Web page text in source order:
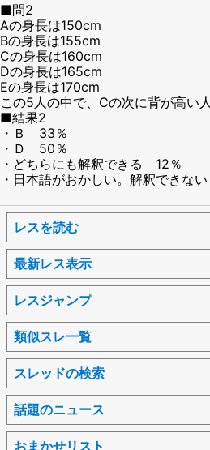
■問2
Aの身長は150cm
Bの身長は155cm
Cの身長は160cm
Dの身長は165cm
Eの身長は170cm
この5人の中で、Cの次に背が高い
■結果2
・Ｂ 33％
・Ｄ 50％
・どちらにも解釈できる 12％
・日本語がおかしい。解釈できな
レスを読む
最新レス表示
レスジャンプ
類似スレ一覧
スレッドの検索
話題のニュース
おまかせリスト